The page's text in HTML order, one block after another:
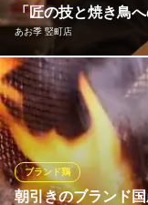
焼とり 八ちゃん
秘伝のたれを使った
ＪＲ小倉駅 徒歩3分
福岡県北九州市小倉北区
「匠の技と焼き鳥へ
あお季 竪町店
当店の焼き鳥は、大将
逸品。炭の火加減、焼
誤を重ねながら最高の
に引き出すため、素材
るたびに感じる香ばし
ひ！！
朝引きのブランド
ブランド鶏